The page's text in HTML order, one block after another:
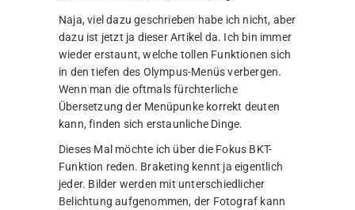
Naja, viel dazu geschrieben habe ich nicht, aber
dazu ist jetzt ja dieser Artikel da. Ich bin immer
wieder erstaunt, welche tollen Funktionen sich
in den tiefen des Olympus-Menüs verbergen.
Wenn man die oftmals fürchterliche
Übersetzung der Menüpunke korrekt deuten
kann, finden sich erstaunliche Dinge.
Dieses Mal möchte ich über die Fokus BKT-
Funktion reden. Braketing kennt ja eigentlich
jeder. Bilder werden mit unterschiedlicher
Belichtung aufgenommen, der Fotograf kann